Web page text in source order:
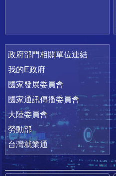
政府部門相關單位連結
我的E政府
國家發展委員會
國家通訊傳播委員會
大陸委員會
勞動部
台灣就業通